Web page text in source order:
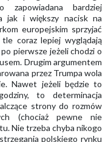
bardziej
jak i większy nacisk na
europejskim sprzyjać
coraz lepiej wyglądają
pierwsze jeżeli chodzi o
Drugim argumentem
przez Trumpa wola
Nawet jeżeli będzie to
to determinacja
strony do rozmów
(chociaż pewne nie
Nie trzeba chyba nikogo
polskiego rynku